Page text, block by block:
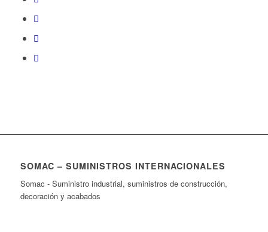
SOMAC – SUMINISTROS INTERNACIONALES
Somac - Suministro industrial, suministros de construcción,
decoración y acabados